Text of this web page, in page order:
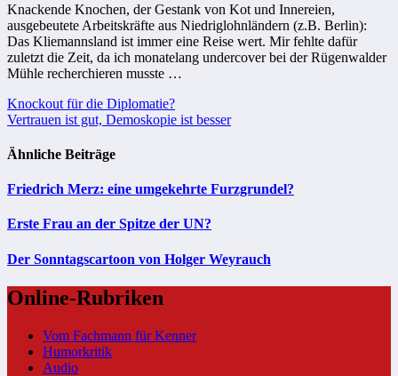
Knackende Knochen, der Gestank von Kot und Innereien,
ausgebeutete Arbeitskräfte aus Niedriglohnländern (z.B. Berlin):
Das Kliemannsland ist immer eine Reise wert. Mir fehlte dafür
zuletzt die Zeit, da ich monatelang undercover bei der Rügenwalder
Mühle recherchieren musste …
Beitragsnavigation
Knockout für die Diplomatie?
Vertrauen ist gut, Demoskopie ist besser
Ähnliche Beiträge
Friedrich Merz: eine umgekehrte Furzgrundel?
Erste Frau an der Spitze der UN?
Der Sonntagscartoon von Holger Weyrauch
Online-Rubriken
Vom Fachmann für Kenner
Humorkritik
Audio